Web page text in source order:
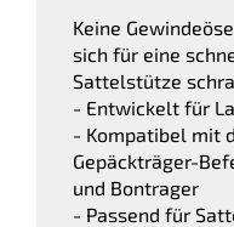
Keine
sich für eine
Sattelstütze
- Entwickelt für
- Kompatibel mit
Gepäckträger-
und Bontrager
- Passend für